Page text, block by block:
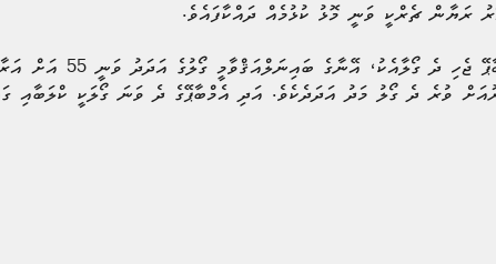
ރަޔާން ޗެރްކީ ވަނީ މޮޅު ކުޅުމެއް ދައްކާފައެވެ.
މި މެޗުގައި ރެއާލް